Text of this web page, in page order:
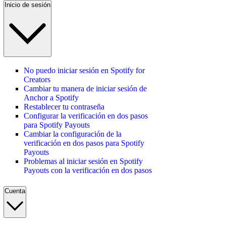
Inicio de sesión
No puedo iniciar sesión en Spotify for
Creators
Cambiar tu manera de iniciar sesión de
Anchor a Spotify
Restablecer tu contraseña
Configurar la verificación en dos pasos
para Spotify Payouts
Cambiar la configuración de la
verificación en dos pasos para Spotify
Payouts
Problemas al iniciar sesión en Spotify
Payouts con la verificación en dos pasos
Cuenta